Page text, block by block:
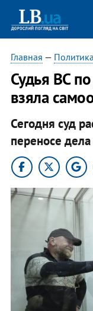
Главная — Политика
Судья ВС
взяла
Сегодня суд
переносе